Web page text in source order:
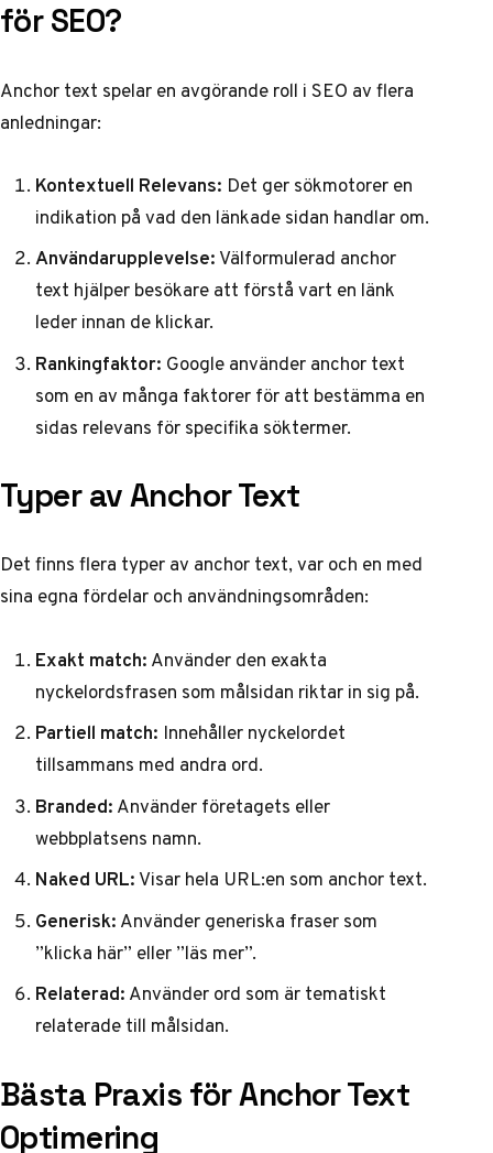
för SEO?
Anchor text spelar en avgörande roll i SEO av flera
anledningar:
Kontextuell Relevans: Det ger sökmotorer en
indikation på vad den länkade sidan handlar om.
Användarupplevelse:Välformulerad anchor
text hjälper besökare att förstå vart en länk
leder innan de klickar.
Rankingfaktor: Google använder anchor text
som en av många faktorer för att bestämma en
sidas relevans för specifika söktermer.
Typer av Anchor Text
Det finns flera typer av anchor text, var och en med
sina egna fördelar och användningsområden:
Exakt match:Använder den exakta
nyckelordsfrasen som målsidan riktar in sig på.
Partiell match: Innehåller nyckelordet
tillsammans med andra ord.
Branded:Använder företagets eller
webbplatsens namn.
Naked URL:Visar hela URL:en som anchor text.
Generisk:Använder generiska fraser som
”klicka här” eller ”läs mer”.
Relaterad:Använder ord som är tematiskt
relaterade till målsidan.
Bästa Praxis för Anchor Text
Optimering